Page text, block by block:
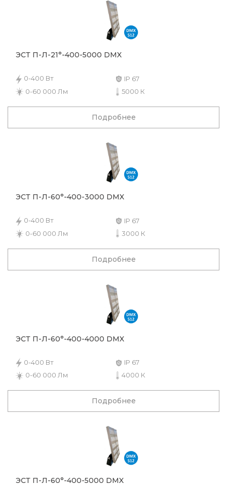
ЭСТ П-Л-21°-400-5000 DMX
0-400 Вт
IP 67
0-60 000 Лм
5000 К
Подробнее
ЭСТ П-Л-60°-400-3000 DMX
0-400 Вт
IP 67
0-60 000 Лм
3000 К
Подробнее
ЭСТ П-Л-60°-400-4000 DMX
0-400 Вт
IP 67
0-60 000 Лм
4000 К
Подробнее
ЭСТ П-Л-60°-400-5000 DMX